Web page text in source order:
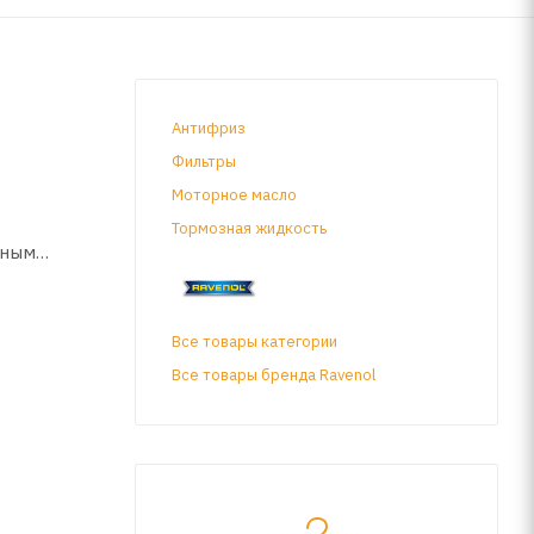
Антифриз
Фильтры
Моторное масло
Тормозная жидкость
Все товары категории
Все товары бренда Ravenol